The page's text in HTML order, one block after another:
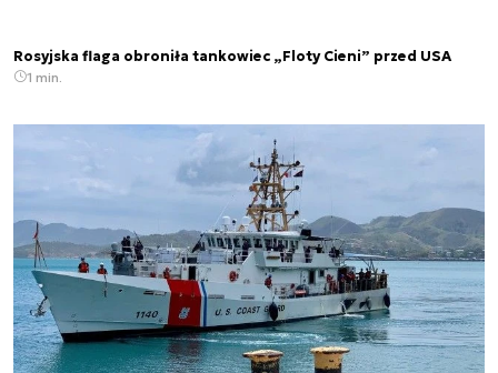
Rosyjska flaga obroniła tankowiec „Floty Cieni” przed USA
1 min.